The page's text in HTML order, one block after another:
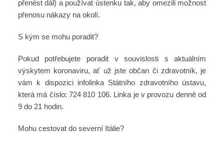
přenést dál) a používat ústenku tak, aby omezili možnost
přenosu nákazy na okolí.
S kým se mohu poradit?
Pokud potřebujete poradit v souvislosti s aktuálním
výskytem koronaviru, ať už jste občan či zdravotník, je
vám k dispozici infolinka Státního zdravotního ústavu,
která má číslo: 724 810 106. Linka je v provozu denně od
9 do 21 hodin.
Mohu cestovat do severní Itálie?